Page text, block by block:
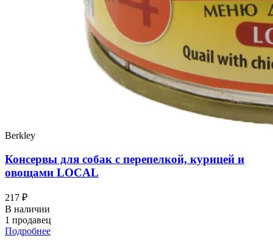
Berkley
Консервы для собак с перепелкой, курицей и
овощами LOCAL
217 ₽
В наличии
1 продавец
Подробнее